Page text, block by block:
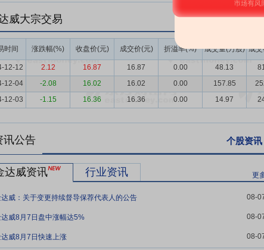
产成品的定量可控，集成高效、节能、低碳的工艺技术，提高转化效
公司在
物合成研发能力，在工业菌种创制、发酵过程智能控制、产品应用开
9：核心原料优势
公司通过研发和工艺改进，掌握了高纯度高品质
原料，公司可以持续推出配方科学，具备高附加值的终端产品，通过
10：全球化的营销体系和品牌知名度
公司多年来实施国际化战略，
大浪中挑战自我、突破自我，产品行销海内外主要市场，不断增进客
11：控股子公司取得发明专利证书
2023年1月27日公司对外公告,
号:第5691490号;授权公告日:2023年1月10日。本发明提供了一种苯
技术创新,充分发挥自主知识产权优势,进一步完善知识产权保护体系,
威大宗交易
时间 涨跌幅(%) 收盘价(元) 成交价(元) 折溢率(%) 成交量(万股) 成交
12-12 2.12 16.87 16.87 0.00 48.13
12-04
-2.08 16.02 16.02 0.00 157.85
12-03
-1.15 16.36 16.36 0.00 14.97
讯公告 个股资讯
达威资讯 行业资讯 更
威：关于变更持续督导保荐代表人的公告 08-
达威8月7日盘中涨幅达5% 08-
威8月7日快速上涨 08-